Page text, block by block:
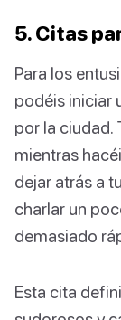
5. Citas
Para los
podéis iniciar
por la ciudad.
mientras
dejar atrás a
charlar un
demasiado
Esta cita